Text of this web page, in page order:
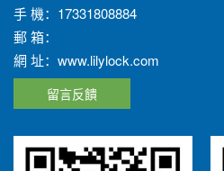
手 機：17331808884
郵 箱：
網 址：www.lilylock.com
留言反饋